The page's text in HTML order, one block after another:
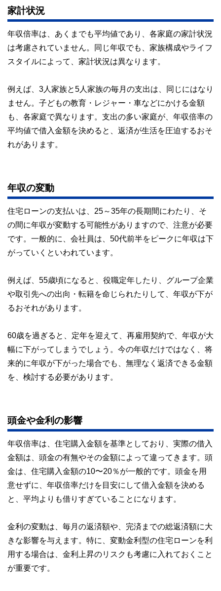
家計状況
年収倍率は、あくまでも平均値であり、各家庭の家計状況
は考慮されていません。同じ年収でも、家族構成やライフ
スタイルによって、家計状況は異なります。
例えば、3人家族と5人家族の毎月の支出は、同じにはなり
ません。子どもの教育・レジャー・車などにかける金額
も、各家庭で異なります。支出の多い家庭が、年収倍率の
平均値で借入金額を決めると、返済が生活を圧迫するおそ
れがあります。
年収の変動
住宅ローンの支払いは、25～35年の長期間にわたり、そ
の間に年収が変動する可能性がありますので、注意が必要
です。一般的に、会社員は、50代前半をピークに年収は下
がっていくといわれています。
例えば、55歳頃になると、役職定年したり、グループ企業
や取引先への出向・転籍を命じられたりして、年収が下が
るおそれがあります。
60歳を過ぎると、定年を迎えて、再雇用契約で、年収が大
幅に下がってしまうでしょう。今の年収だけではなく、将
来的に年収が下がった場合でも、無理なく返済できる金額
を、検討する必要があります。
頭金や金利の影響
年収倍率は、住宅購入金額を基準としており、実際の借入
金額は、頭金の有無やその金額によって違ってきます。頭
金は、住宅購入金額の10〜20％が一般的です。頭金を用
意せずに、年収倍率だけを目安にして借入金額を決める
と、平均よりも借りすぎていることになります。
金利の変動は、毎月の返済額や、完済までの総返済額に大
きな影響を与えます。特に、変動金利型の住宅ローンを利
用する場合は、金利上昇のリスクも考慮に入れておくこと
が重要です。